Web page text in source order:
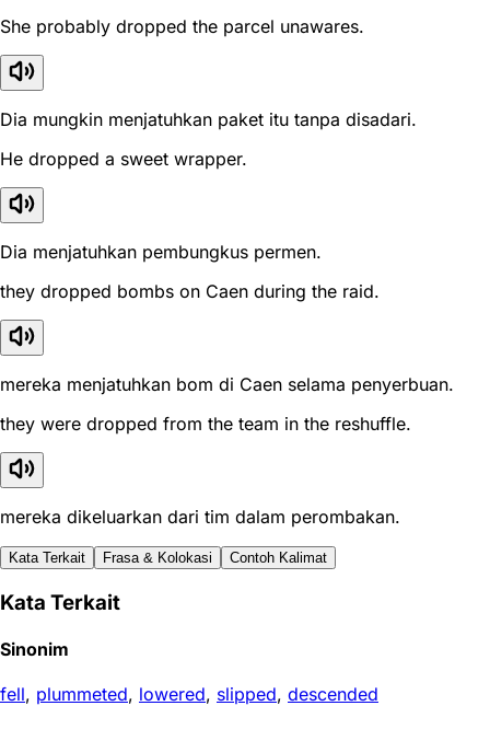
She probably dropped the parcel unawares.
Dia mungkin menjatuhkan paket itu tanpa disadari.
He dropped a sweet wrapper.
Dia menjatuhkan pembungkus permen.
they dropped bombs on Caen during the raid.
mereka menjatuhkan bom di Caen selama penyerbuan.
they were dropped from the team in the reshuffle.
mereka dikeluarkan dari tim dalam perombakan.
Kata Terkait Frasa & Kolokasi Contoh Kalimat
Kata Terkait
Sinonim
fell, plummeted, lowered, slipped, descended